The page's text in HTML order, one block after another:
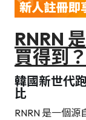
RNRN
買得到？
韓國新世代
比
RNRN 是一個